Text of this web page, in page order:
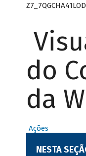
do
da
Ações
NESTA